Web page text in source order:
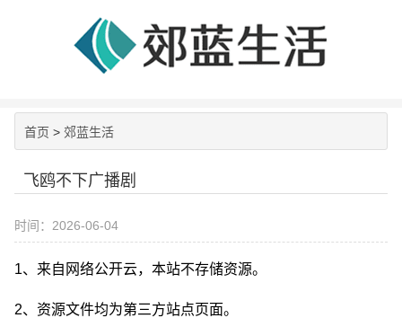
首页 > 郊蓝生活
飞鸥不下广播剧
时间：2026-06-04
1、来自网络公开云，本站不存储资源。
2、资源文件均为第三方站点页面。